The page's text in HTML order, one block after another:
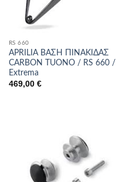
RS 660
APRILIA ΒΑΣΗ ΠΙΝΑΚΙΔΑΣ
CARBON TUONO / RS 660 /
Extrema
469,00 €